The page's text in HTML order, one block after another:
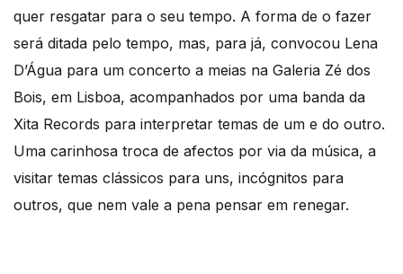
quer resgatar para o seu tempo. A forma de o fazer
será ditada pelo tempo, mas, para já, convocou Lena
D’Água para um concerto a meias na Galeria Zé dos
Bois, em Lisboa, acompanhados por uma banda da
Xita Records para interpretar temas de um e do outro.
Uma carinhosa troca de afectos por via da música, a
visitar temas clássicos para uns, incógnitos para
outros, que nem vale a pena pensar em renegar.